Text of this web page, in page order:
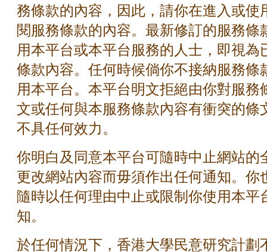
務條款的內容，因此，請你在進入或使
閱服務條款的內容。最新修訂的服務條
用本平台或本平台服務的人士，即視為
條款內容。任何時候倘你不接納服務條
用本平台。本平台明文拒絕由你對服務
文或任何與本服務條款內容有衝突的條
不具任何效力。
你明白及同意本平台可隨時中止網站的
更改網站內容而毋須作出任何通知。你
隨時以任何理由中止或限制你使用本平
知。
於任何情況下，香港大學民意研究計劃